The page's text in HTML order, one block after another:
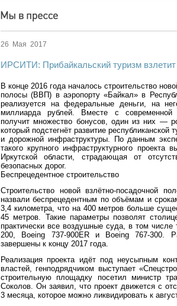
26 Мая 2017
ИРСИТИ: Прибайкальский туризм
В конце 2016 года началось строительство
полосы (ВВП) в аэропорту «Байкал» в
реализуется на федеральные деньги, на
миллиарда рублей. Вместе с современной
получит множество бонусов, один из них —
который подстегнёт развитие республиканской
и дорожной инфраструктуры. По данным
такого крупного инфраструктурного проекта
Иркутской области, страдающая от
безопасных дорог.
Беспрецедентное строительство
Строительство новой взлётно-посадочной
назвали беспрецедентным по объёмам и
3,4 километра, что на 400 метров больше
45 метров. Такие параметры позволят
практически все воздушные суда, в том
200, Boeing 737-900ER и Boeing 767-300.
завершены к концу 2017 года.
Реализация проекта идёт под неусыпным
властей, генподрядчиком выступает
строительную площадку посетил министр
Соколов. Он заявил, что проект движется с
3 месяца, которое можно ликвидировать к